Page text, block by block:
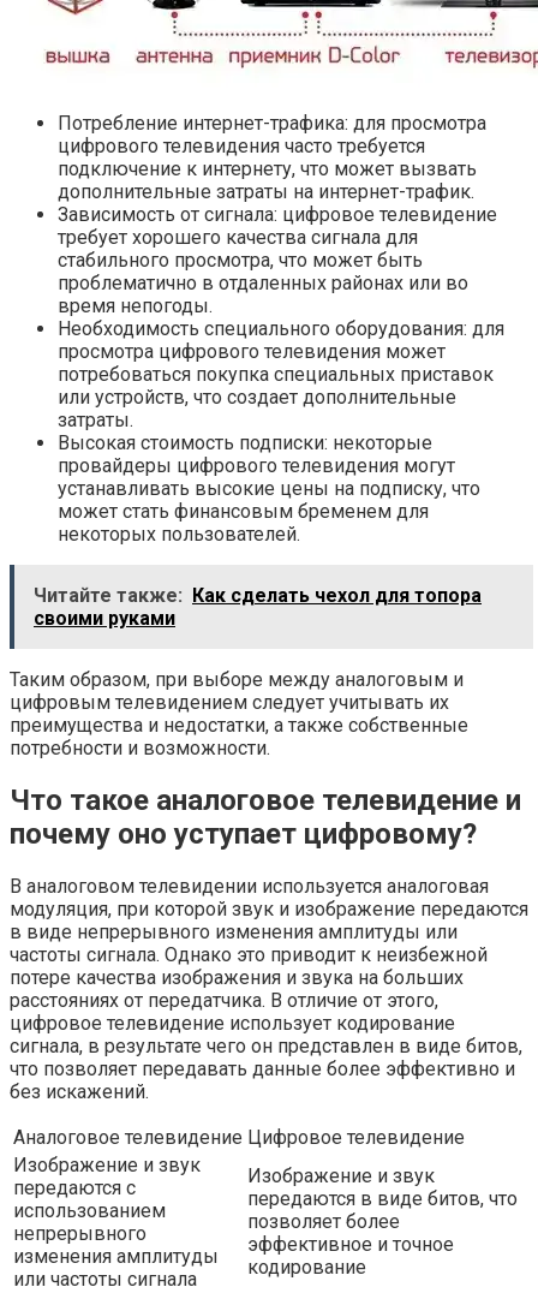
Потребление интернет-трафика: для просмотра
цифрового телевидения часто требуется
подключение к интернету, что может вызвать
дополнительные затраты на интернет-трафик.
Зависимость от сигнала: цифровое телевидение
требует хорошего качества сигнала для
стабильного просмотра, что может быть
проблематично в отдаленных районах или во
время непогоды.
Необходимость специального оборудования: для
просмотра цифрового телевидения может
потребоваться покупка специальных приставок
или устройств, что создает дополнительные
затраты.
Высокая стоимость подписки: некоторые
провайдеры цифрового телевидения могут
устанавливать высокие цены на подписку, что
может стать финансовым бременем для
некоторых пользователей.
Читайте также: Как сделать чехол для топора
своими руками
Таким образом, при выборе между аналоговым и
цифровым телевидением следует учитывать их
преимущества и недостатки, а также собственные
потребности и возможности.
Что такое аналоговое телевидение и
почему оно уступает цифровому?
В аналоговом телевидении используется аналоговая
модуляция, при которой звук и изображение передаются
в виде непрерывного изменения амплитуды или
частоты сигнала. Однако это приводит к неизбежной
потере качества изображения и звука на больших
расстояниях от передатчика. В отличие от этого,
цифровое телевидение использует кодирование
сигнала, в результате чего он представлен в виде битов,
что позволяет передавать данные более эффективно и
без искажений.
Аналоговое телевидение Цифровое телевидение
Изображение и звук
передаются с
использованием
непрерывного
изменения амплитуды
или частоты сигнала
Изображение и звук
передаются в виде битов, что
позволяет более
эффективное и точное
кодирование